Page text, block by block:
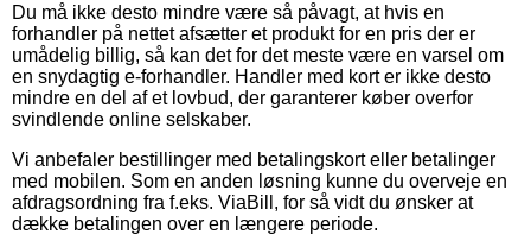
Du må ikke desto mindre være så påvagt, at hvis en
forhandler på nettet afsætter et produkt for en pris der er
umådelig billig, så kan det for det meste være en varsel om
en snydagtig e-forhandler. Handler med kort er ikke desto
mindre en del af et lovbud, der garanterer køber overfor
svindlende online selskaber.
Vi anbefaler bestillinger med betalingskort eller betalinger
med mobilen. Som en anden løsning kunne du overveje en
afdragsordning fra f.eks. ViaBill, for så vidt du ønsker at
dække betalingen over en længere periode.